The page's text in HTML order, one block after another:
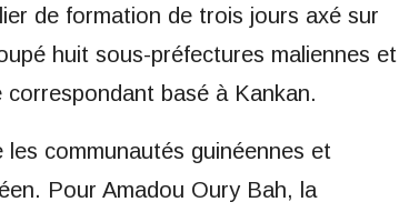
de formation de trois jours axé sur
huit sous-préfectures maliennes et
basé à Kankan.
communautés guinéennes et
Pour Amadou Oury Bah, la